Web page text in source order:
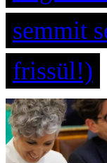
semmit
frissül!)